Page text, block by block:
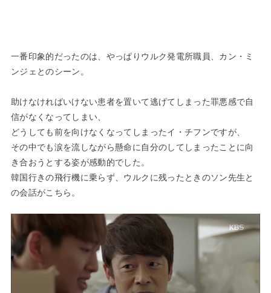
一番印象的だったのは、やっぱりウルク発電所職員、カン・ミ
ンジェとのシーン。
助けなければいけない患者を置いて逃げてしまった罪悪感で自
信がなくなってしまい、
どうしても前を向けなくなってしまったイ・チフンですが、
その中でも涙を流しながら懸命に自分のしてしまったことに向
き合おうとする姿が感動的でした。
韓国行きの飛行機に乗らず、ウルクに残ったときのソン先生と
の会話がこちら。